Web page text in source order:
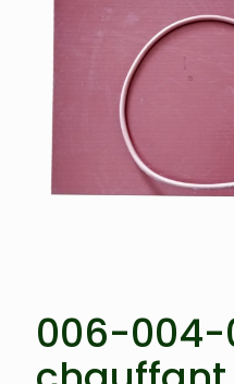
006-004-